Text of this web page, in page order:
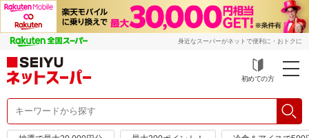
身近なスーパーがネットで便利に・おトクに
初めての方